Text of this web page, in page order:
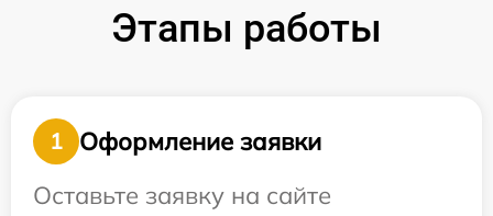
Этапы работы
1
Оформление заявки
Оставьте заявку на сайте